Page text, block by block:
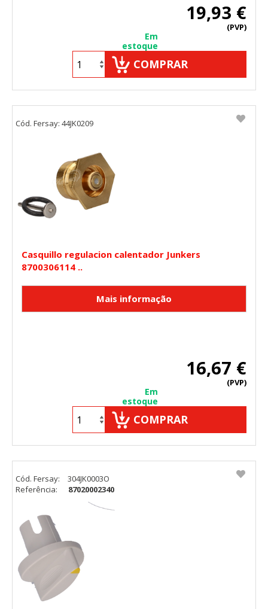
19,93 €
(PVP)
Em
estoque
COMPRAR
Casquillo regulacion calentador Junkers
8700306114 ..
16,67 €
(PVP)
Em
estoque
COMPRAR
Cód. Fersay: 44JK0209
Cód. Fersay:
304JK0003O
Referência:
87020002340